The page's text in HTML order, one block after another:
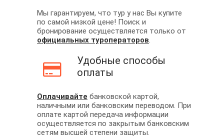
Мы гарантируем, что тур у нас Вы купите
по самой низкой цене! Поиск и
бронирование осуществляется только от
официальных туроператоров.
Удобные способы
оплаты
Оплачивайте банковской картой,
наличными или банковским переводом. При
оплате картой передача информации
осуществляется по закрытым банковским
сетям высшей степени защиты.